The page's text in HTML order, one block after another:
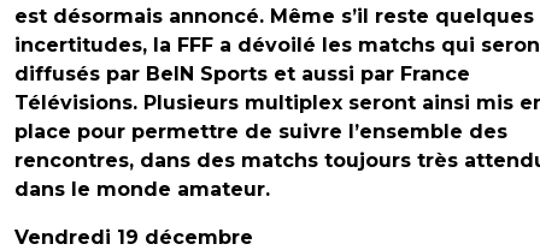
est désormais annoncé. Même s’il reste quelques
incertitudes, la FFF a dévoilé les matchs qui
diffusés par BeIN Sports et aussi par France
Télévisions. Plusieurs multiplex seront ainsi mis
place pour permettre de suivre l’ensemble des
rencontres, dans des matchs toujours très
dans le monde amateur.
Vendredi 19 décembre